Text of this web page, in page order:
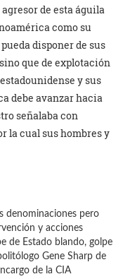
de esta águila
como su
disponer de sus
que de explotación
y sus
debe avanzar hacia
señalaba con
la cual sus hombres y
denominaciones pero
y acciones
de Estado blando, golpe
Gene Sharp de
de la CIA